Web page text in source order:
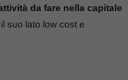
da fare nella capitale
suo lato low cost e